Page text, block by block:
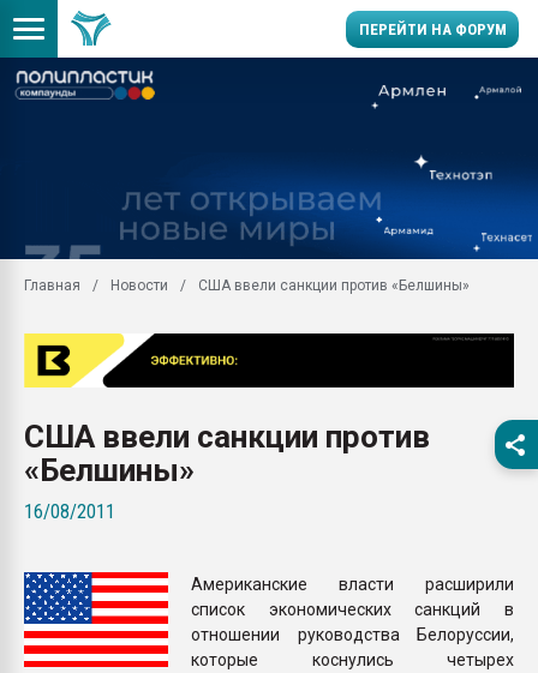
ПЕРЕЙТИ НА ФОРУМ
29.07.2026 ФРП помог
заводу пластмасс"
Помощь в подборе
Вакуум-формовочные
первый план в
бутылок
ПЕРЕЙТИ НА
Главная Новости США ввели санкции против «Белшины»
США ввели санкции против
«Белшины»
16/08/2011
Американские власти расширили
список экономических санкций в
отношении руководства Белоруссии,
которые коснулись четырех